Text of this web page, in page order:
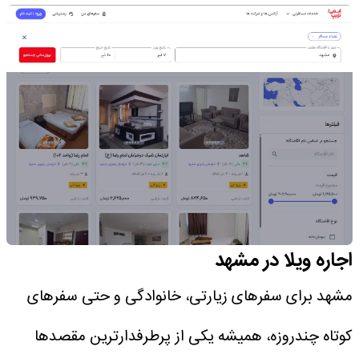
اجاره ویلا در مشهد
مشهد برای سفرهای زیارتی، خانوادگی و حتی سفرهای
کوتاه چندروزه، همیشه یکی از پرطرفدارترین مقصدها